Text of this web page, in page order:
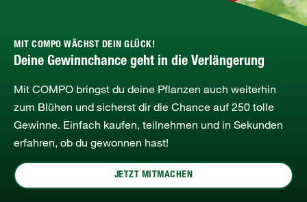
MIT COMPO WÄCHST DEIN GLÜCK!
Deine Gewinnchance geht in die Verlängerung
Mit COMPO bringst du deine Pflanzen auch weiterhin
zum Blühen und sicherst dir die Chance auf 250 tolle
Gewinne. Einfach kaufen, teilnehmen und in Sekunden
erfahren, ob du gewonnen hast!
JETZT MITMACHEN